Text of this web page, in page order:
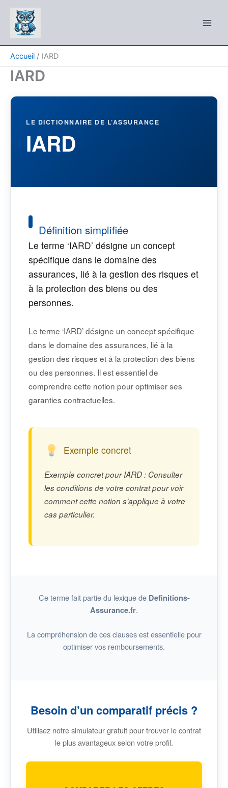
contenu
Accueil IARD
IARD
LE DICTIONNAIRE DE L’ASSURANCE
IARD
Définition simplifiée
Le terme ‘IARD’ désigne un concept
spécifique dans le domaine des
assurances, lié à la gestion des risques et
à la protection des biens ou des
personnes.
Le terme ‘IARD’ désigne un concept spécifique
dans le domaine des assurances, lié à la
gestion des risques et à la protection des biens
ou des personnes. Il est essentiel de
comprendre cette notion pour optimiser ses
garanties contractuelles.
Exemple concret
Exemple concret pour IARD : Consulter
les conditions de votre contrat pour voir
comment cette notion s’applique à votre
cas particulier.
Ce terme fait partie du lexique de Definitions-
Assurance.fr.
La compréhension de ces clauses est essentielle pour
optimiser vos remboursements.
Besoin d’un comparatif précis ?
Utilisez notre simulateur gratuit pour trouver le contrat
le plus avantageux selon votre profil.